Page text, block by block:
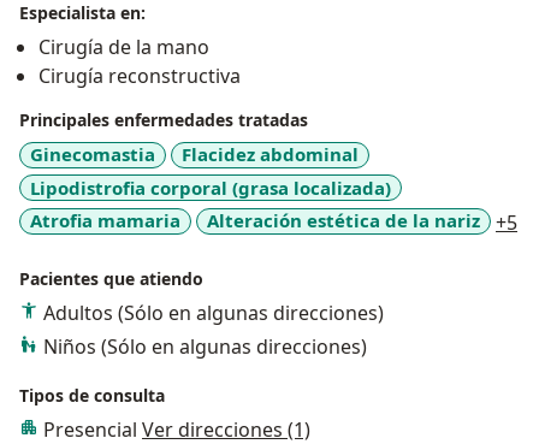
de un equipo idóneo.
Con más de 25 años de experiencia he sido profesor
universitario en el Instituto de Ciencias de la Salud,
C.E.S, participante de congresos nacionales e
internacionales presentando en varias ocasiones
trabajos de investigación y publicaciones en revistas
académicas. Mi ejercicio profesional lo realizo
de reconocida dotación y calidad en la ciudad de
Medellín.
Director ejecutivo de la fundación IQ tequiere.
Especialista en:
Cirugía de la mano
Cirugía reconstructiva
Principales enfermedades tratadas
Ginecomastia
Flacidez abdominal
Lipodistrofia corporal (grasa localizada)
Atrofia mamaria
Alteración estética de la nariz +5
Pacientes que atiendo
Adultos (Sólo en algunas direcciones)
Niños (Sólo en algunas direcciones)
Tipos de consulta
Presencial Ver direcciones (1)